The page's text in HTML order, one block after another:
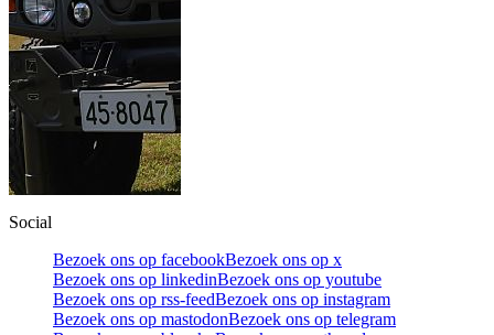
Social
Bezoek ons op facebookBezoek ons op x
Bezoek ons op linkedinBezoek ons op youtube
Bezoek ons op rss-feedBezoek ons op instagram
Bezoek ons op mastodonBezoek ons op telegram